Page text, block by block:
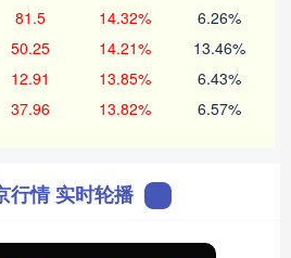
81.5 14.32% 6.26%
50.25 14.21% 13.46%
12.91 13.85% 6.43%
37.96 13.82% 6.57%
行情 实时轮播